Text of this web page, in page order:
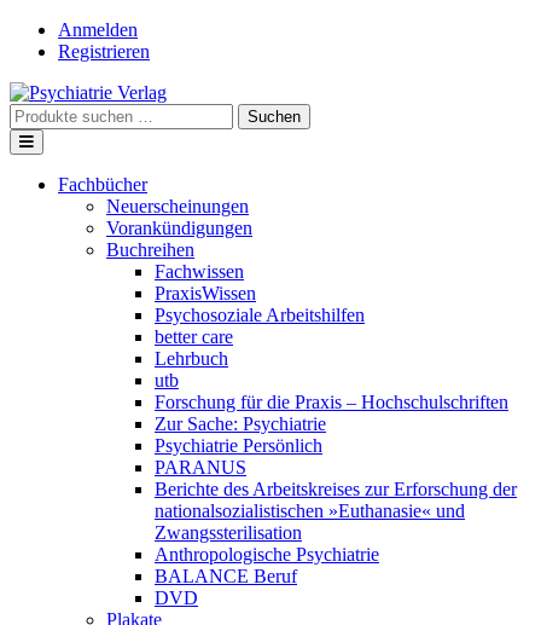
Skip
Anmelden
Registrieren
Suche
nach:
Suchen
Fachbücher
Neuerscheinungen
Vorankündigungen
Buchreihen
Fachwissen
PraxisWissen
Psychosoziale Arbeitshilfen
better care
Lehrbuch
utb
Forschung für die Praxis – Hochschulschriften
Zur Sache: Psychiatrie
Psychiatrie Persönlich
PARANUS
Berichte des Arbeitskreises zur Erforschung der
nationalsozialistischen »Euthanasie« und
Zwangssterilisation
Anthropologische Psychiatrie
BALANCE Beruf
DVD
Plakate